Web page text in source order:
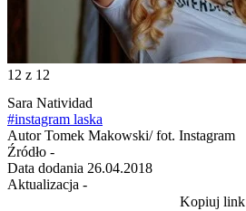
12 z 12
Sara Natividad
#instagram laska
Autor Tomek Makowski/ fot. Instagram
Źródło -
Data dodania 26.04.2018
Aktualizacja -
Kopiuj link